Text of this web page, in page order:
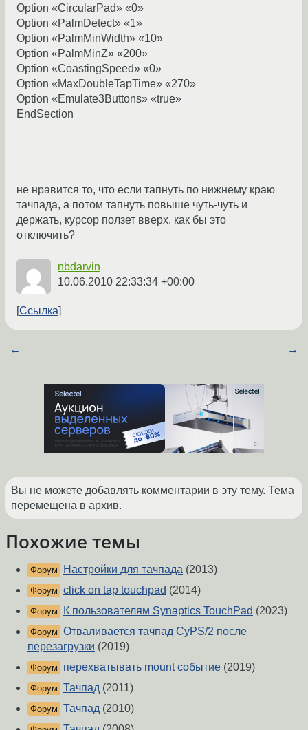
Option «CircularPad» «0»
Option «PalmDetect» «1»
Option «PalmMinWidth» «10»
Option «PalmMinZ» «200»
Option «CoastingSpeed» «0»
Option «MaxDoubleTapTime» «270»
Option «Emulate3Buttons» «true»
EndSection
не нравится то, что если тапнуть по нижнему краю
тачпада, а потом тапнуть повыше чуть-чуть и
держать, курсор ползет вверх. как бы это
отключить?
nbdarvin
10.06.2010 22:33:34 +00:00
Ссылка
← →
Вы не можете добавлять комментарии в эту тему. Тема
перемещена в архив.
Похожие темы
Форум Настройки для тачпада (2013)
Форум click on tap touchpad (2014)
Форум К пользователям Synaptics TouchPad (2023)
Форум Отваливается тачпад CyPS/2 после
перезагрузки (2019)
Форум перехватывать mount событие (2019)
Форум Тачпад (2011)
Форум Тачпад (2010)